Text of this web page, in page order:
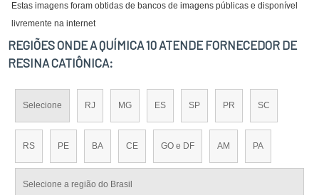
Estas imagens foram obtidas de bancos de imagens públicas e disponível
livremente na internet
REGIÕES ONDE A QUÍMICA 10 ATENDE FORNECEDOR DE
RESINA CATIÔNICA:
Selecione RJ MG ES SP PR SC
RS PE BA CE GO e DF AM PA
Selecione a região do Brasil